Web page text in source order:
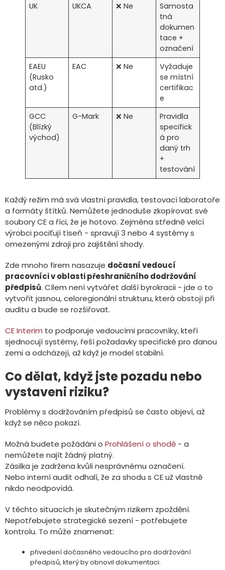
UK
UKCA ❌ Ne
Samosta
tná
dokumen
tace +
označení
EAEU
(Rusko
atd.)
EAC ❌ Ne
Vyžaduje
se místní
certifikac
e
GCC
(Blízký
východ)
G-Mark ❌ Ne
Pravidla
specifick
á pro
daný trh
+
testování
Každý režim má svá vlastní pravidla, testovací laboratoře
a formáty štítků. Nemůžete jednoduše zkopírovat své
soubory CE a říci, že je hotovo. Zejména středně velcí
výrobci pociťují tíseň - spravují 3 nebo 4 systémy s
omezenými zdroji pro zajištění shody.
Zde mnoho firem nasazuje dočasní vedoucí
pracovníci v oblasti přeshraničního dodržování
předpisů. Cílem není vytvářet další byrokracii - jde o to
vytvořit jasnou, celoregionální strukturu, která obstojí při
auditu a bude se rozšiřovat.
CE Interim to podporuje vedoucími pracovníky, kteří
sjednocují systémy, řeší požadavky specifické pro danou
zemi a odcházejí, až když je model stabilní.
Co dělat, když jste pozadu nebo
vystaveni riziku?
Problémy s dodržováním předpisů se často objeví, až
když se něco pokazí.
Možná budete požádáni o Prohlášení o shodě - a
nemůžete najít žádný platný.
Zásilka je zadržena kvůli nesprávnému označení.
Nebo interní audit odhalí, že za shodu s CE už vlastně
nikdo neodpovídá.
V těchto situacích je skutečným rizikem zpoždění.
Nepotřebujete strategické sezení - potřebujete
kontrolu. To může znamenat:
přivedení dočasného vedoucího pro dodržování
předpisů, který by obnovil dokumentaci.